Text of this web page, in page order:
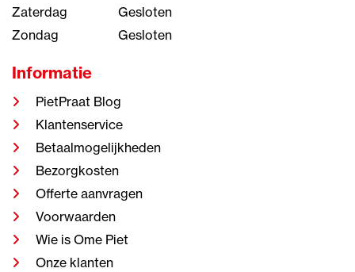
Zaterdag
Gesloten
Zondag
Gesloten
Informatie
PietPraat Blog
Klantenservice
Betaalmogelijkheden
Bezorgkosten
Offerte aanvragen
Voorwaarden
Wie is Ome Piet
Onze klanten